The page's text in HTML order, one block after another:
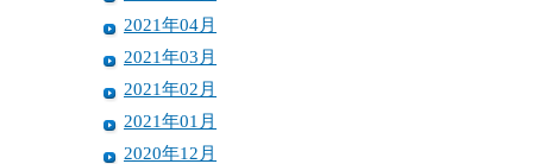
2021年04月
2021年03月
2021年02月
2021年01月
2020年12月